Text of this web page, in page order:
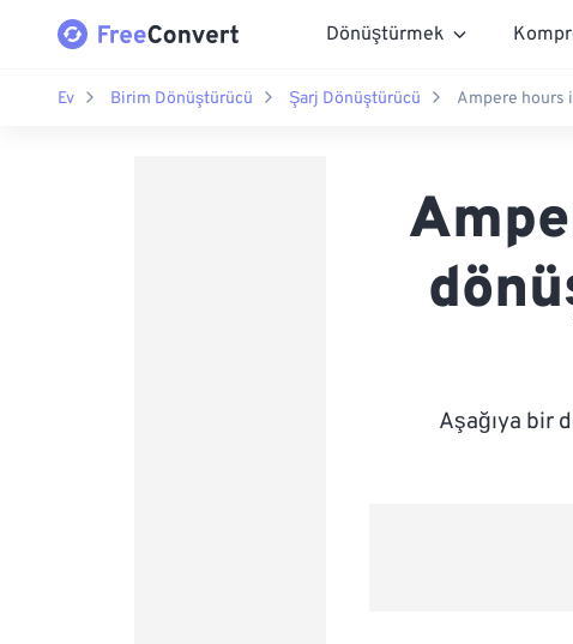
Dönüştürmek
Ev Birim Dönüştürücü Şarj Dönüştürücü Ampere hours
Aşağıya bir